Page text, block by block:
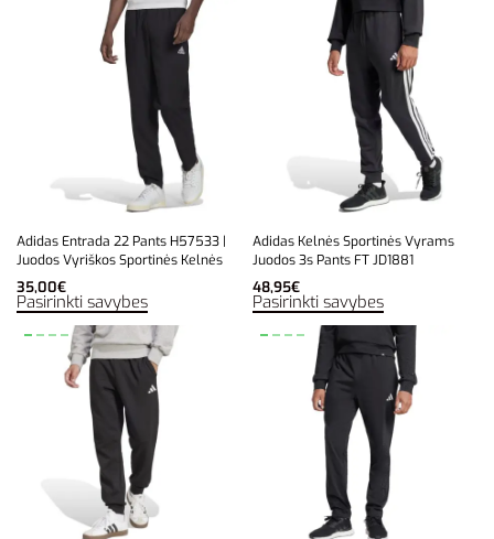
Adidas Entrada 22 Pants H57533 |
Juodos Vyriškos Sportinės Kelnės
35,00€
Pasirinkti savybes
Adidas Kelnės Sportinės Vyrams
Juodos 3s Pants FT JD1881
48,95€
Pasirinkti savybes